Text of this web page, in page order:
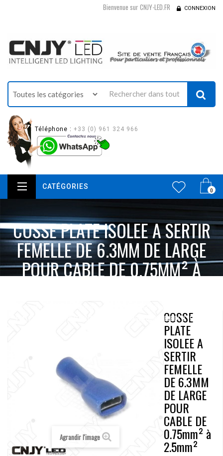
Bienvenue sur CNJY-LED.FR CONNEXION
Téléphone : +33 (0) 961 324 966
0
CATÉGORIES
COSSE PLATE ISOLEE A SERTIR
FEMELLE DE 6.3MM DE LARGE
POUR CABLE DE 0.75MM² À
PLATE ISOLEE A SERTIR FEMELLE DE 6.3MM DE LARGE POUR CABLE DE 0.75MM² À
Agrandir l'image
COSSE
PLATE
ISOLEE A
SERTIR
FEMELLE
DE 6.3MM
DE LARGE
POUR
CABLE DE
0.75mm² à
2.5mm²